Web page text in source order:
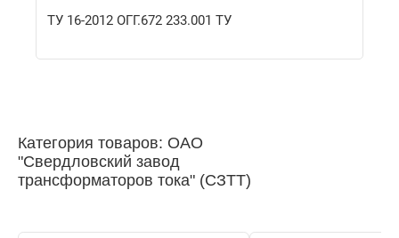
ТУ 16-2012 ОГГ.672 233.001 ТУ
Категория товаров: ОАО
"Свердловский завод
трансформаторов тока" (СЗТТ)